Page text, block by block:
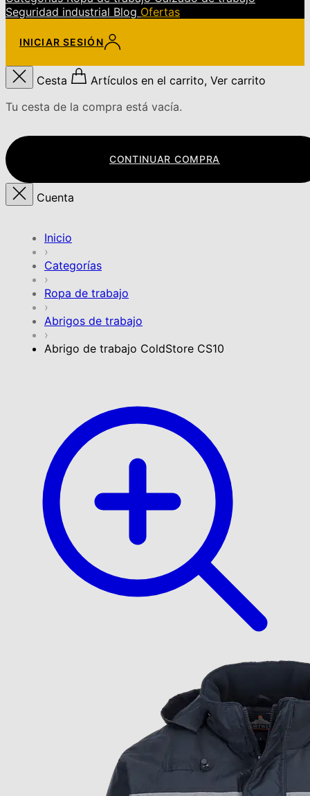
Seguridad industrial Blog Ofertas
INICIAR SESIÓN
Cesta
Artículos en el carrito, Ver carrito
Tu cesta de la compra está vacía.
CONTINUAR COMPRA
Cuenta
Inicio
›
Categorías
›
Ropa de trabajo
›
Abrigos de trabajo
›
Abrigo de trabajo ColdStore CS10